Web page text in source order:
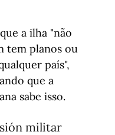
a ilha "não
tem planos ou
país",
que a
sabe isso.
militar